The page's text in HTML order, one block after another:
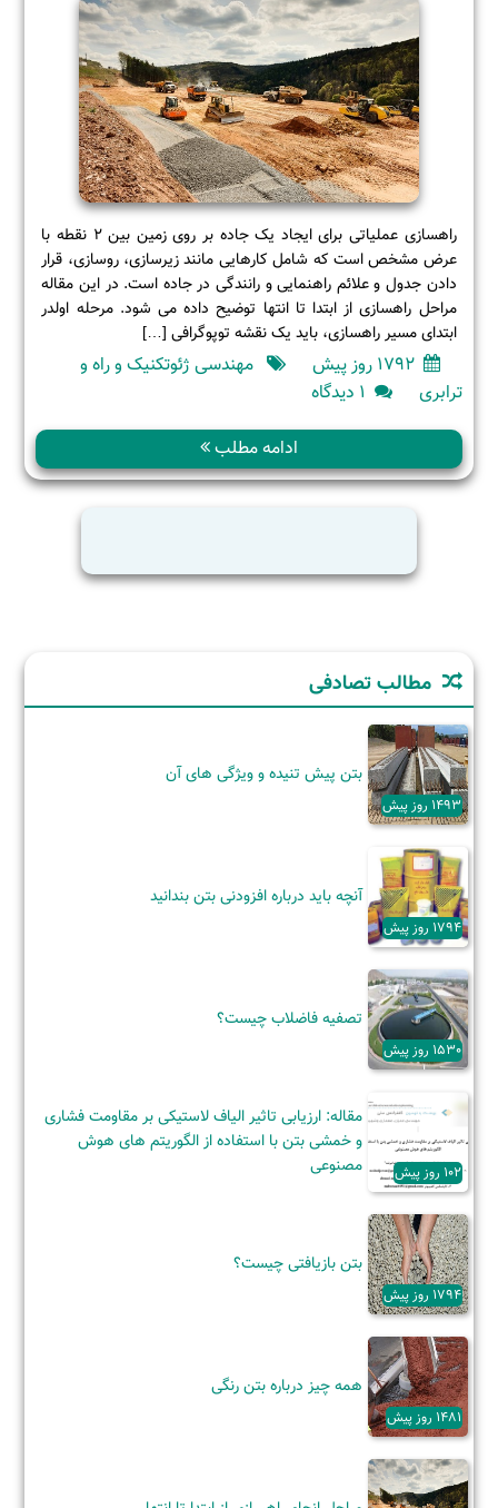
راهسازی عملیاتی برای ایجاد یک جاده بر روی زمین بین 2 نقطه با
عرض مشخص است که شامل کارهایی مانند زیرسازی، روسازی، قرار
دادن جدول و علائم راهنمایی و رانندگی در جاده است. در این مقاله
مراحل راهسازی از ابتدا تا انتها توضیح داده می شود. مرحله اولدر
ابتدای مسیر راهسازی، باید یک نقشه توپوگرافی […]
1792 روز پیش
مهندسی ژئوتکنیک و راه و
ترابری
۱ دیدگاه
برای
انجام
راهسازی
انتها
ادامه مطلب
مطالب تصادفی
1493 روز پیش
بتن پیش تنیده و ویژگی‌ های آن
1794 روز پیش
آنچه باید درباره افزودنی بتن بندانید
1530 روز پیش
تصفیه فاضلاب چیست؟
102 روز پیش
مقاله: ارزیابی تاثیر الیاف لاستیکی بر مقاومت فشاری
و خمشی بتن با استفاده از الگوریتم های هوش
مصنوعی
1794 روز پیش
بتن بازیافتی چیست؟
1481 روز پیش
همه چیز درباره بتن رنگی